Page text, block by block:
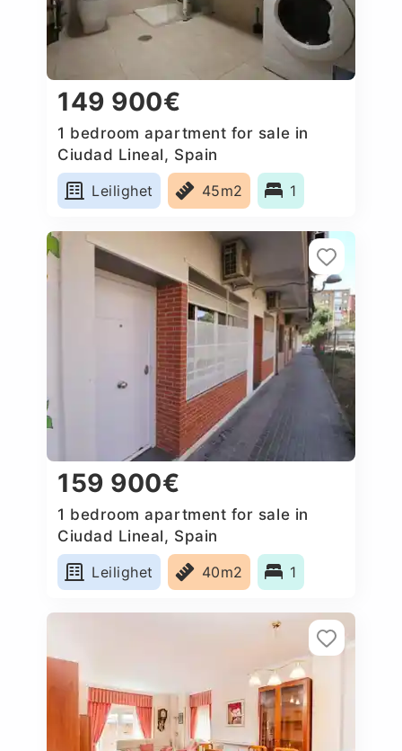
149 900€
1 bedroom apartment for sale in
Ciudad Lineal, Spain
Leilighet
45m2 1
159 900€
1 bedroom apartment for sale in
Ciudad Lineal, Spain
Leilighet
40m2 1